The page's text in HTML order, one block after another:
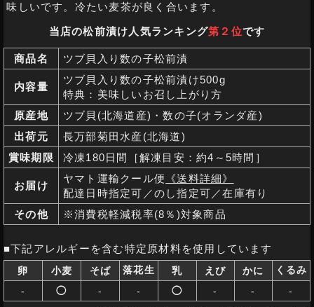
味しいです。冷たい麦茶が良く合います。
当店の松前漬け人気ランキング第２位です
商品名 ツブ貝入り数の子松前漬
内容量
ツブ貝入り数の子松前漬け500g
特典：美味しいお召し上がり方
原産地
ツブ貝(北海道産)・数の子(オランダ産)
出荷元
長万部菊田水産(北海道)
賞味期限
冷凍180日間［解凍目安：約4～5時間］
お届け
ヤマト運輸クール便 《送料詳細》
配達日時指定可／のし指定可／在庫有り
その他
※消費税軽減税率(8％)対象商品
■下記アレルギーを含む特定原材料を使用しています
卵 小麦 そば 落花生 乳 えび かに
くるみ
-
◯ - - ◯ - - -